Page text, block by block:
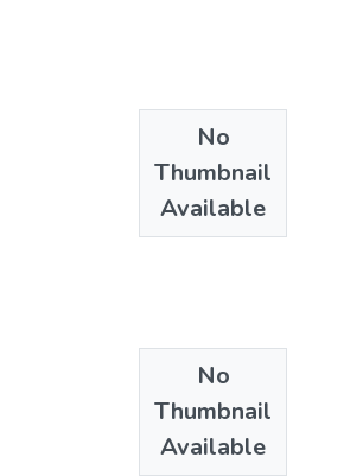
No
Thumbnail
Available
No
Thumbnail
Available